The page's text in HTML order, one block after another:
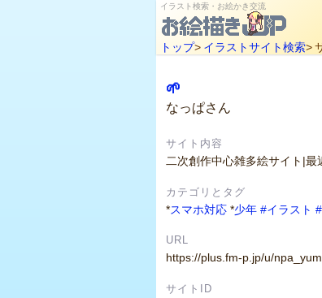
イラスト検索・お絵かき交流
トップ> イラストサイト検索>
🌱
なっぱさん
サイト内容
二次創作中心雑多絵サイト|
カテゴリとタグ
*スマホ対応 *少年 #イラスト
URL
https://plus.fm-p.jp/u/
サイトID